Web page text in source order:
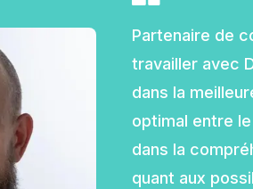
Partenaire de
travailler avec
dans la
optimal entre
dans la
quant aux